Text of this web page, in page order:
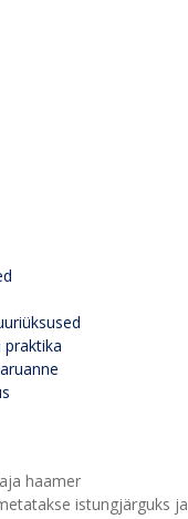
praktika
istungjärguks